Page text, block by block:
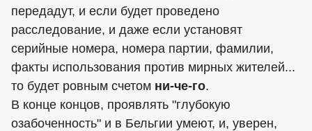
передадут, и если будет проведено
расследование, и даже если установят
серийные номера, номера партии, фамилии,
факты использования против мирных жителей...
то будет ровным счетом ни-че-го.
В конце концов, проявлять "глубокую
озабоченность" и в Бельгии умеют, и, уверен,